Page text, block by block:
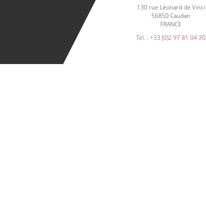
130 rue Léonard de Vinci
56850 Caudan
FRANCE
Tél. : +33 (0)2 97 81 04 30